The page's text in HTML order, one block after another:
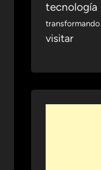
tecnología
transformando
visitar